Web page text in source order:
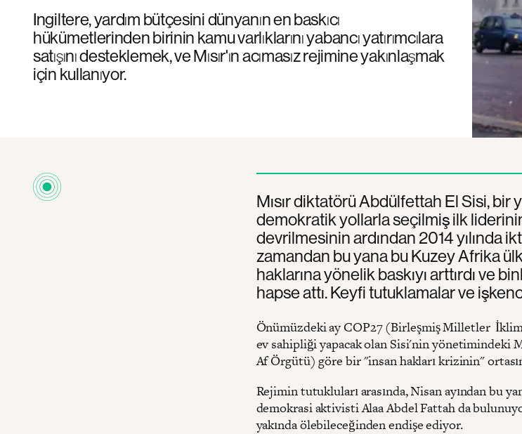
Ingiltere, yardım bütçesini dünyanın en baskıcı
hükümetlerinden birinin kamu varlıklarını yabancı yatırımcılara
satışını desteklemek, ve Mısır'ın acımasız rejimine yakınlaşmak
için kullanıyor.
Mısır diktatörü Abdülfettah El Sisi, bir
demokratik yollarla seçilmiş ilk
devrilmesinin ardından 2014 yılında
zamandan bu yana bu Kuzey Afrika
haklarına yönelik baskıyı arttırdı ve
hapse attı. Keyfi tutuklamalar ve
Önümüzdeki ay COP27 (Birleşmiş Milletler
ev sahipliği yapacak olan Sisi'nin yönetimindeki
Af Örgütü) göre bir "insan hakları krizinin"
Rejimin tutukluları arasında, Nisan ayından bu
demokrasi aktivisti Alaa Abdel Fattah da
yakında ölebileceğinden endişe ediyor.